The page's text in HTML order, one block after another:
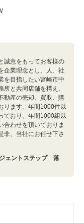
誠意をもってお客様の
企業理念とし、人、社
を目指したい宮崎市中
と共同店舗を構え、
動産の売却、買取、購
ります。年間1000件以
ており、年間1000組以
合わせを頂いておりま
非、当社にお任せ下さ
ェントステップ 落